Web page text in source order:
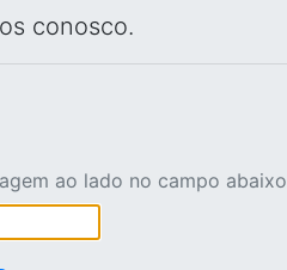
conosco.
ao lado no campo abaixo